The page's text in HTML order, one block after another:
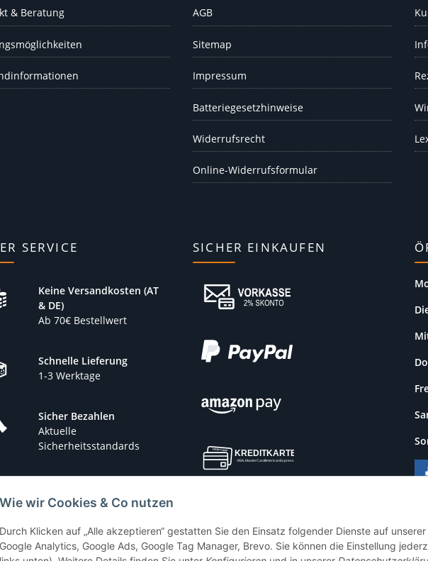
Wie wir Cookies & Co nutzen
Durch Klicken auf „Alle akzeptieren“ gestatten Sie den Einsatz folgender Dienste auf
Google Analytics, Google Ads, Google Tag Manager, Brevo. Sie können die Einstellung
& Beratung AGB
Sitemap
Impressum
Batteriegesetzhinweise
Widerrufsrecht
Online-Widerrufsformular
SERVICE
Keine Versandkosten (AT
& DE)
Ab 70€ Bestellwert
Schnelle Lieferung
1-3 Werktage
Sicher Bezahlen
Aktuelle
Sicherheitsstandards
SICHER EINKAUFEN